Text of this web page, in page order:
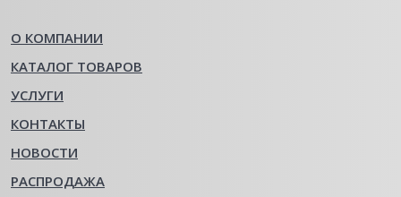
О КОМПАНИИ
КАТАЛОГ ТОВАРОВ
УСЛУГИ
КОНТАКТЫ
НОВОСТИ
РАСПРОДАЖА